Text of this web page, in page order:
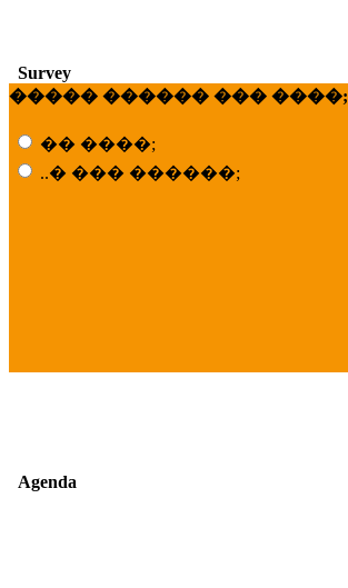
Survey
����� ������ ��� ����;
�� ����;
..� ��� ������;
Agenda